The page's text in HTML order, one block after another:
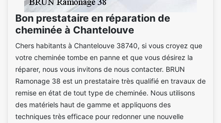
Bon prestataire en réparation de
cheminée à Chantelouve
Chers habitants à Chantelouve 38740, si vous croyez que
votre cheminée tombe en panne et que vous désirez la
réparer, nous vous invitons de nous contacter. BRUN
Ramonage 38 est un prestataire très qualifié en travaux de
remise en état de tout type de cheminée. Nous utilisons
des matériels haut de gamme et appliquons des
techniques très efficace pour redonner une nouvelle